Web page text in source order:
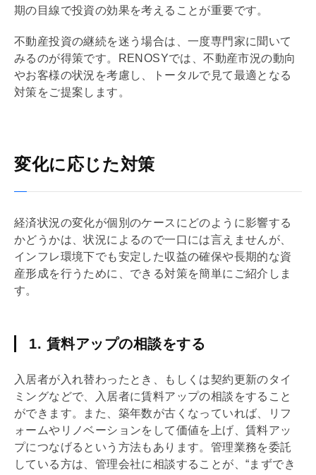
期の目線で投資の効果を考えることが重要です。
不動産投資の継続を迷う場合は、一度専門家に聞いて
みるのが得策です。RENOSYでは、不動産市況の動向
やお客様の状況を考慮し、トータルで見て最適となる
対策をご提案します。
変化に応じた対策
経済状況の変化が個別のケースにどのように影響する
かどうかは、状況によるので一口には言えませんが、
インフレ環境下でも安定した収益の確保や長期的な資
産形成を行うために、できる対策を簡単にご紹介しま
す。
1. 賃料アップの相談をする
入居者が入れ替わったとき、もしくは契約更新のタイ
ミングなどで、入居者に賃料アップの相談をすること
ができます。また、 築年数が古くなっていれば、
リフ
ォームや リノベーションをして価値を上げ、賃料アッ
プにつなげるという方法もあります。管理業務を委託
している方は、 管理会社に相談することが、“まずでき